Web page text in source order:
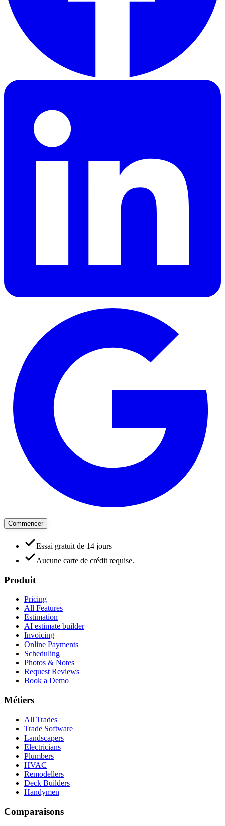
Commencer
Essai gratuit de 14 jours
Aucune carte de crédit requise.
Produit
Pricing
All Features
Estimation
AI estimate builder
Invoicing
Online Payments
Scheduling
Photos & Notes
Request Reviews
Book a Demo
Métiers
All Trades
Trade Software
Landscapers
Electricians
Plumbers
HVAC
Remodellers
Deck Builders
Handymen
Comparaisons